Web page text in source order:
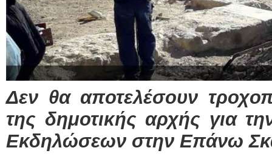
Δεν θα αποτελέσουν
της δημοτικής αρχής για
Εκδηλώσεων στην Επάνω
ΕΙΔΙΚΟΣ
Holter